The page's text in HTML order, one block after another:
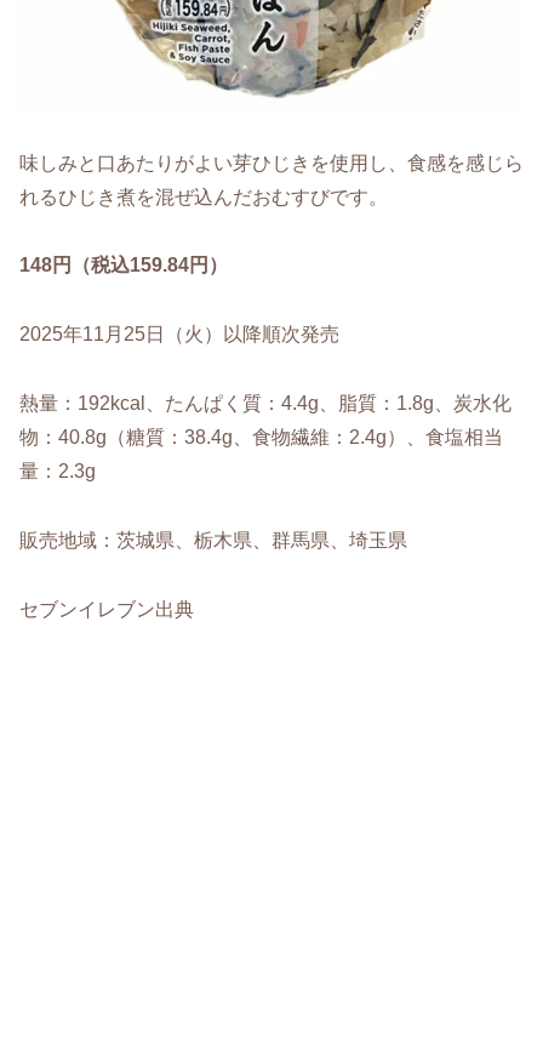
味しみと口あたりがよい芽ひじきを使用し、食感を感じら
れるひじき煮を混ぜ込んだおむすびです。
148円（税込159.84円）
2025年11月25日（火）以降順次発売
熱量：192kcal、たんぱく質：4.4g、脂質：1.8g、炭水化
物：40.8g（糖質：38.4g、食物繊維：2.4g）、食塩相当
量：2.3g
販売地域：茨城県、栃木県、群馬県、埼玉県
セブンイレブン出典